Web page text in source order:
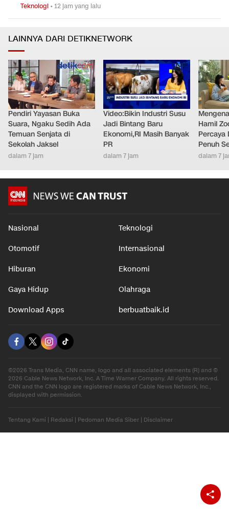
Teknologi •12 jam yang lalu
LAINNYA DARI DETIKNETWORK
Pendiri Yayasan Buka
Suara, Ngaku Sedih Ada
Temuan Senjata di
Sekolah Jaksel
dalam 7 jam
Video:Bikin Industri Susu
Jadi Bintang Baru
Ekonomi,RI Masih Banyak
PR
dalam 7 jam
Hamil
Percaya
Penuh
dalam 7
Nasional Teknologi
Otomotif Internasional
Hiburan Ekonomi
Gaya Hidup Olahraga
Download Apps berbuatbaik.id
©2026 Trans Media, CNN name, logo and all associated elements (R) and ©
2026 Cable News Network, Inc. A Time Warner Company. All rights reserved.
CNN and the CNN logo are registered marks of Cable News Network, Inc.,
displayed with permission.
Tentang Kami | Redaksi | Pedoman Media Siber | Disclaimer